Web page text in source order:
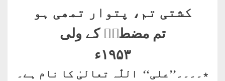
کشتی تم، پتوار تمھی ہو
تم مضطرؔ کے ولی
۱۹۵۳ء
٭۔۔۔۔’’علی‘‘ اللّٰہ تعالیٰ کا نام ہے۔